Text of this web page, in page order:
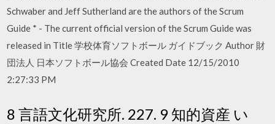
Schwaber and Jeff Sutherland are the authors of the Scrum
Guide * - The current official version of the Scrum Guide was
released in Title 学校体育ソフトボール ガイドブック Author 財
団法人 日本ソフトボール協会 Created Date 12/15/2010
2:27:33 PM
8 言語文化研究所. 227. 9 知的資産 い